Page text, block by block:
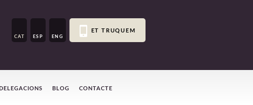
CAT ESP ENG
ET TRUQUEM
BLOG CONTACTE